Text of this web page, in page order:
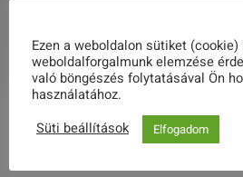
Related Posts
Ezen a weboldalon sütiket (cookie)
weboldalforgalmunk elemzése
való böngészés folytatásával Ön
használatához.
Süti beállítások
Elfogadom